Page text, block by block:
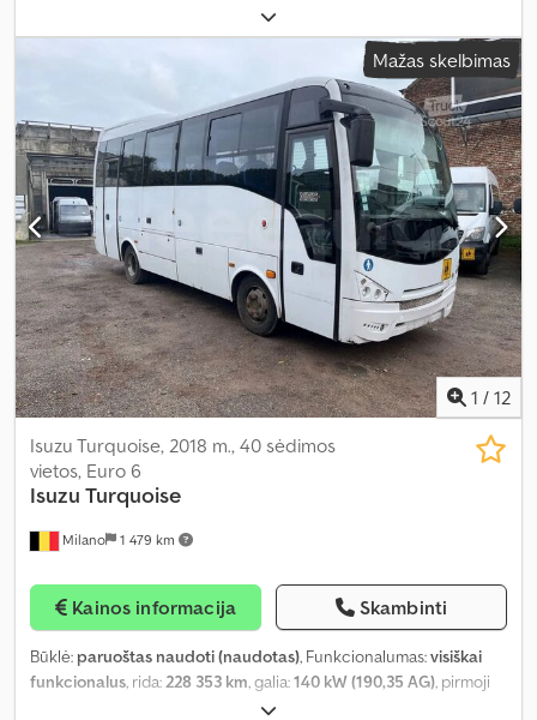
3 100 kg
sąnaudos (mieste):8,6 l/100 km, kuro sąnaudos (užmiestyje):6,6
8,6 l/100 km, CO₂ emisijos:
Euro 6e, energinis efektyvumas:G
, Gamybos metai:2026, Įranga: ABS, borto kompiuteris,
centrinis užraktas, elektroninė stabilumo programa (ESP),
imobilaizerio sistema, kruizo kontrolė, navigacijos sistema, oro
kondicionavimas, oro pagalvė, priešrūkiniai žibintai, statymo
jutikliai, suodžių filtras, sėdynės šildytuvas, trauki kontrolė, vairo
stiprintuvas, visų varančiųjų ratų pavara,
Mažas skelbimas
1 / 12
Milano 1 479 km
Isuzu Turquoise, 2018 m., 40 sėdimos
vietos, Euro 6
Isuzu Turquoise
Kainos informacija Skambinti
Būklė: paruoštas naudoti (naudotas), Funkcionalumas:visiškai
funkcionalus, rida:228 353 km, galia:140 kW (190,35 AG), pirmoji
dyzelinas